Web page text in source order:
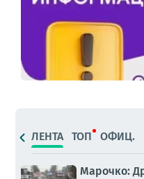
ЛЕНТА ТОП ОФИЦ.
Марочко: